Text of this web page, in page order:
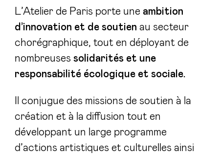
L’Atelier de Paris porte une ambition
d’innovation et de soutien au secteur
chorégraphique, tout en déployant de
nombreuses solidarités et une
responsabilité écologique et sociale.
Il conjugue des missions de soutien à la
création et à la diffusion tout en
développant un large programme
d’actions artistiques et culturelles ainsi